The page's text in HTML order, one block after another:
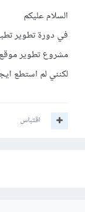
السلام عليكم
مشروع تطوير موقع
لكنني لم استطع
اقتباس